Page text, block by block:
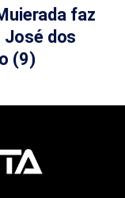
faz
José dos
(9)